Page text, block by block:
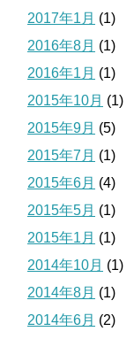
2017年1月 (1)
2016年8月 (1)
2016年1月 (1)
2015年10月 (1)
2015年9月 (5)
2015年7月 (1)
2015年6月 (4)
2015年5月 (1)
2015年1月 (1)
2014年10月 (1)
2014年8月 (1)
2014年6月 (2)